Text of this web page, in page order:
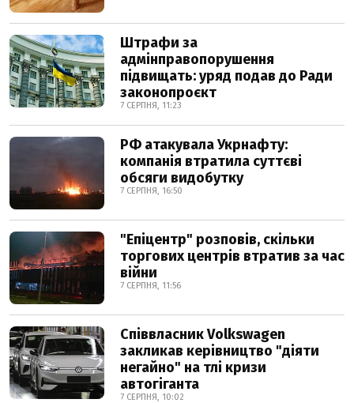
Штрафи за
адмінправопорушення
підвищать: уряд подав до Ради
законопроєкт
7 СЕРПНЯ, 11:23
РФ атакувала Укрнафту:
компанія втратила суттєві
обсяги видобутку
7 СЕРПНЯ, 16:50
"Епіцентр" розповів, скільки
торгових центрів втратив за час
війни
7 СЕРПНЯ, 11:56
Співвласник Volkswagen
закликав керівництво "діяти
негайно" на тлі кризи
автогіганта
7 СЕРПНЯ, 10:02